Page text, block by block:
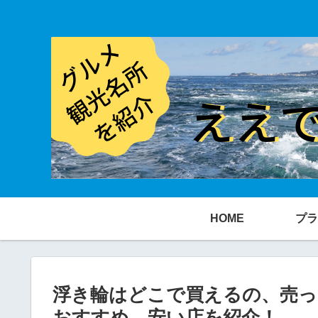
HOME プ
浮き輪はどこで買えるの、売